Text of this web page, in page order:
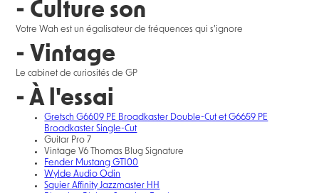
- Culture son
Votre Wah est un égalisateur de fréquences qui s’ignore
- Vintage
Le cabinet de curiosités de GP
- À l'essai
Gretsch G6609 PE Broadkaster Double-Cut et G6659 PE
Broadkaster Single-Cut
Guitar Pro 7
Vintage V6 Thomas Blug Signature
Fender Mustang GT100
Wylde Audio Odin
Squier Affinity Jazzmaster HH